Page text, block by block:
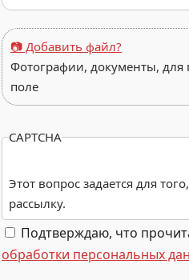
📷 Добавить файл?
Фотографии, документы, для
поле
CAPTCHA
Этот вопрос задается для
рассылку.
Подтверждаю, что
обработки персональных